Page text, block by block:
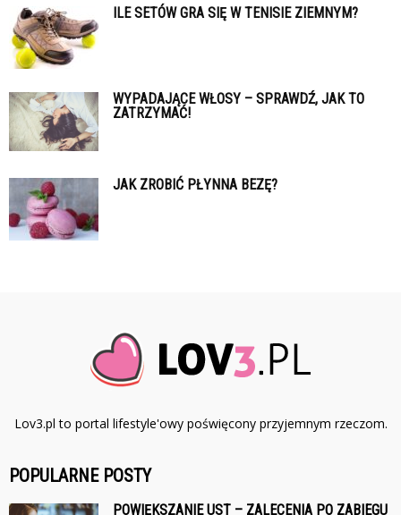
ILE SETÓW GRA SIĘ W TENISIE ZIEMNYM?
WYPADAJĄCE WŁOSY – SPRAWDŹ, JAK TO
ZATRZYMAĆ!
JAK ZROBIĆ PŁYNNA BEZĘ?
Lov3.pl to portal lifestyle'owy poświęcony przyjemnym rzeczom.
POPULARNE POSTY
POWIĘKSZANIE UST – ZALECENIA PO ZABIEGU